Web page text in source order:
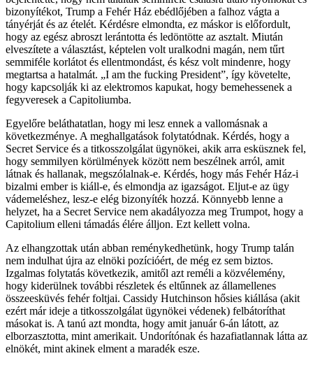
bizonyítékot, Trump a Fehér Ház ebédlőjében a falhoz vágta a
tányérját és az ételét. Kérdésre elmondta, ez máskor is előfordult,
hogy az egész abroszt lerántotta és ledöntötte az asztalt. Miután
elveszítete a választást, képtelen volt uralkodni magán, nem tűrt
semmiféle korlátot és ellentmondást, és kész volt mindenre, hogy
megtartsa a hatalmát. „I am the fucking President”, így követelte,
hogy kapcsolják ki az elektromos kapukat, hogy bemehessenek a
fegyveresek a Capitoliumba.
Egyelőre beláthatatlan, hogy mi lesz ennek a vallomásnak a
következménye. A meghallgatások folytatódnak. Kérdés, hogy a
Secret Service és a titkosszolgálat ügynökei, akik arra esküsznek fel,
hogy semmilyen körülmények között nem beszélnek arról, amit
látnak és hallanak, megszólalnak-e. Kérdés, hogy más Fehér Ház-i
bizalmi ember is kiáll-e, és elmondja az igazságot. Eljut-e az ügy
vádemeléshez, lesz-e elég bizonyíték hozzá. Könnyebb lenne a
helyzet, ha a Secret Service nem akadályozza meg Trumpot, hogy a
Capitolium elleni támadás élére álljon. Ezt kellett volna.
Az elhangzottak után abban reménykedhetünk, hogy Trump talán
nem indulhat újra az elnöki pozícióért, de még ez sem biztos.
Izgalmas folytatás következik, amitől azt reméli a közvélemény,
hogy kiderülnek további részletek és eltűnnek az államellenes
összeesküvés fehér foltjai. Cassidy Hutchinson hősies kiállása (akit
ezért már ideje a titkosszolgálat ügynökei védenek) felbátoríthat
másokat is. A tanú azt mondta, hogy amit január 6-án látott, az
elborzasztotta, mint amerikait. Undorítónak és hazafiatlannak látta az
elnökét, mint akinek elment a maradék esze.